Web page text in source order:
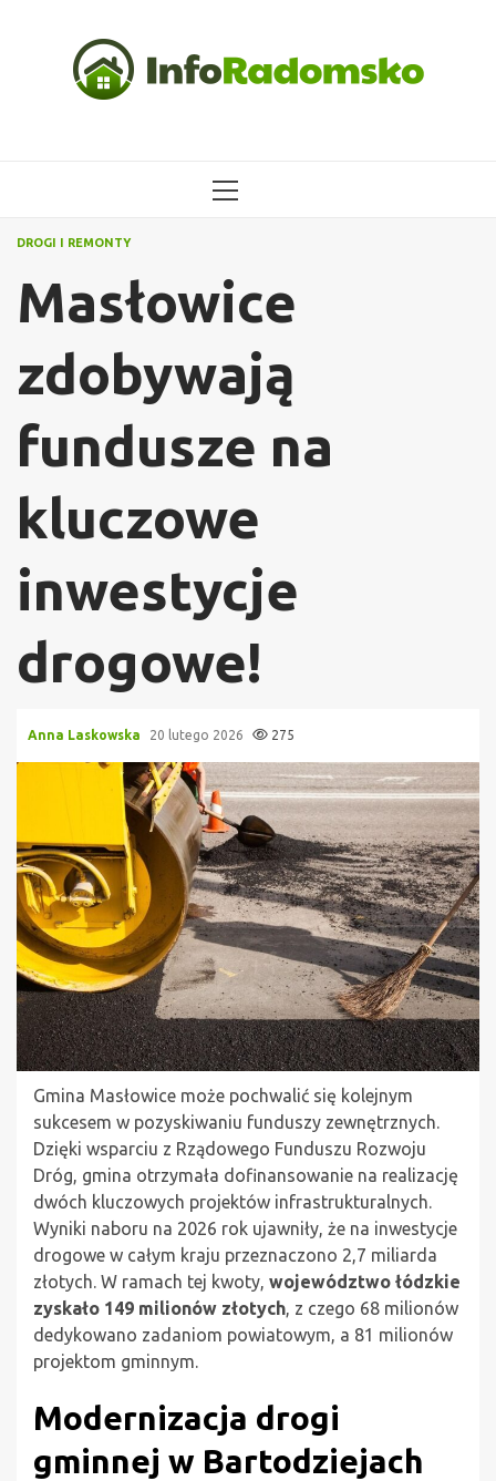
MENU
DROGI I REMONTY
Masłowice
zdobywają
fundusze na
kluczowe
inwestycje
drogowe!
Anna Laskowska 20 lutego 2026 275
Gmina Masłowice może pochwalić się kolejnym
sukcesem w pozyskiwaniu funduszy zewnętrznych.
Dzięki wsparciu z Rządowego Funduszu Rozwoju
Dróg, gmina otrzymała dofinansowanie na realizację
dwóch kluczowych projektów infrastrukturalnych.
Wyniki naboru na 2026 rok ujawniły, że na inwestycje
drogowe w całym kraju przeznaczono 2,7 miliarda
złotych. W ramach tej kwoty, województwo łódzkie
zyskało 149 milionów złotych, z czego 68 milionów
dedykowano zadaniom powiatowym, a 81 milionów
projektom gminnym.
Modernizacja drogi
gminnej w Bartodziejach